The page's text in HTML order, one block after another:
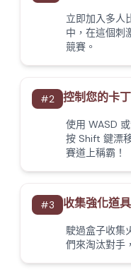
立即加入多人
中，在這個刺
競賽。
#2 控制您的卡
使用 WASD
按 Shift 鍵漂
賽道上稱霸！
#3 收集強化道具
駛過盒子收集
們來淘汰對手